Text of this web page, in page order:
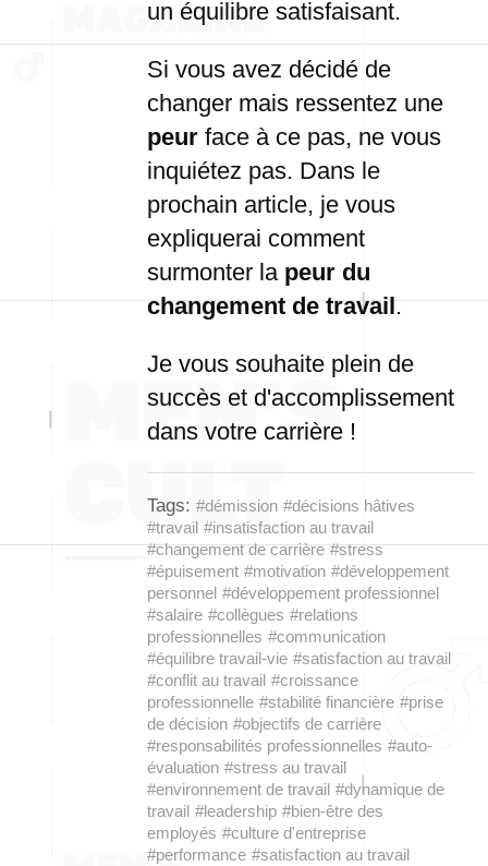
un équilibre satisfaisant.
Si vous avez décidé de
changer mais ressentez une
peur face à ce pas, ne vous
inquiétez pas. Dans le
prochain article, je vous
expliquerai comment
surmonter la peur du
changement de travail.
Je vous souhaite plein de
succès et d'accomplissement
dans votre carrière !
Tags: #démission #décisions hâtives
#travail #insatisfaction au travail
#changement de carrière #stress
#épuisement #motivation #développement
personnel #développement professionnel
#salaire #collègues #relations
professionnelles #communication
#équilibre travail-vie #satisfaction au travail
#conflit au travail #croissance
professionnelle #stabilité financière #prise
de décision #objectifs de carrière
#responsabilités professionnelles #auto-
évaluation #stress au travail
#environnement de travail #dynamique de
travail #leadership #bien-être des
employés #culture d'entreprise
#performance #satisfaction au travail